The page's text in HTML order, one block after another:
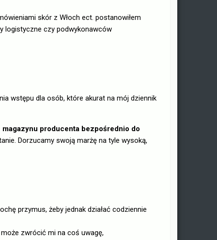
skór z Włoch ect. postanowiłem
logistyczne czy podwykonawców
wstępu dla osób, które akurat na mój dziennik
producenta bezpośrednio do
Dorzucamy swoją marżę na tyle wysoką,
przymus, żeby jednak działać codziennie
zwrócić mi na coś uwagę,